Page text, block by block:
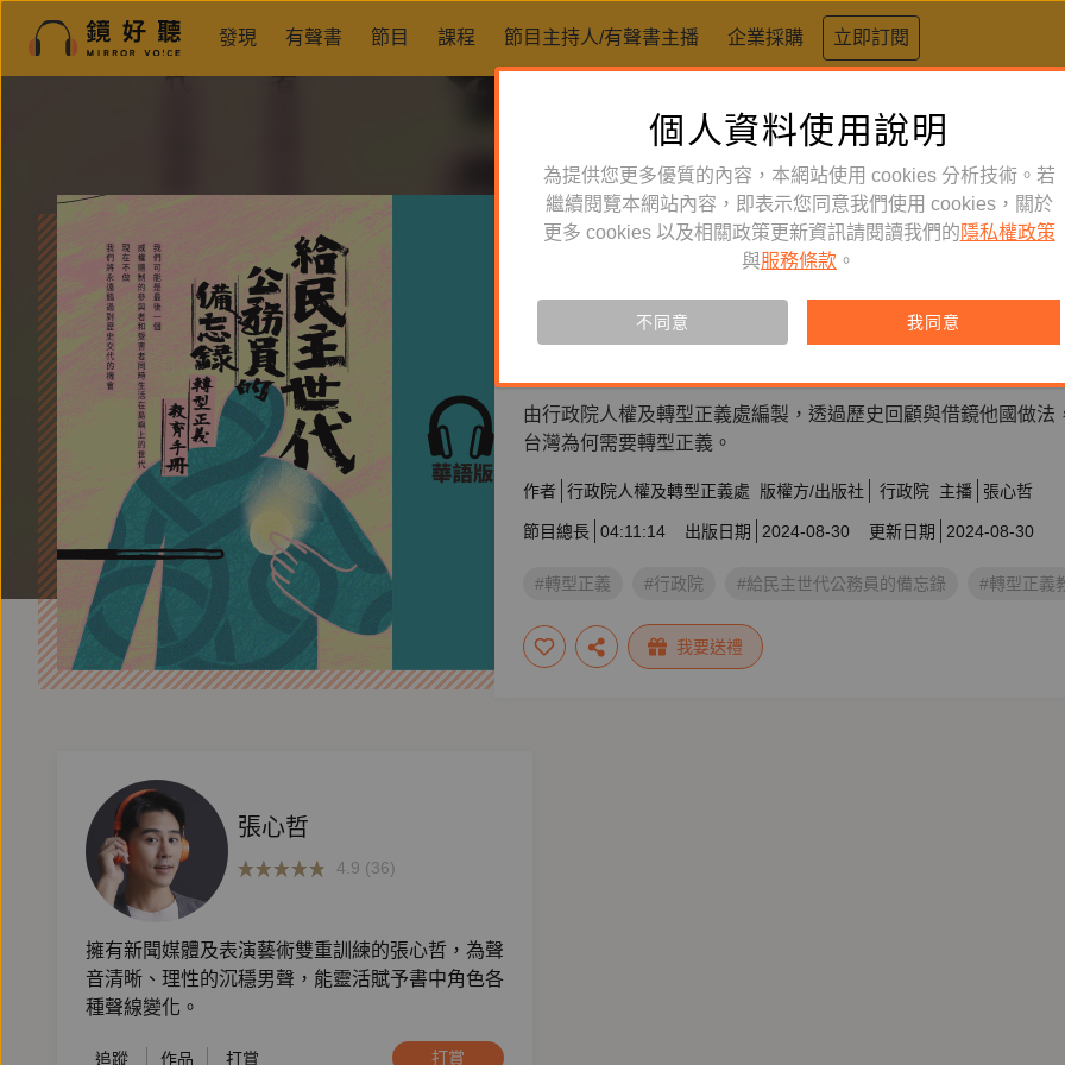
發現 有聲書 節目 課程 節目主持人/有聲書主播 企業採購 立即訂閱
訂閱 有聲書 人文史哲
給民主世代公務員的備忘錄：轉
手冊（華語版）
由行政院人權及轉型正義處編製，透過歷史回顧與借鏡他國做法
台灣為何需要轉型正義。
作者 行政院人權及轉型正義處 版權方/出版社 行政院 主播 張心哲
節目總長 04:11:14 出版日期 2024-08-30 更新日期 2024-08-30
#轉型正義 #行政院 #給民主世代公務員的備忘錄 #轉型正義
我要送禮
張心哲
4.9 (36)
擁有新聞媒體及表演藝術雙重訓練的張心哲，為聲
音清晰、理性的沉穩男聲，能靈活賦予書中角色各
種聲線變化。
追蹤 作品 打賞 打賞
個人資料使用說明
為提供您更多優質的內容，本網站使用 cookies 分析技術。若
繼續閱覽本網站內容，即表示您同意我們使用 cookies，關於
更多 cookies 以及相關政策更新資訊請閱讀我們的 隱私權政策
與服務條款 。
不同意 我同意